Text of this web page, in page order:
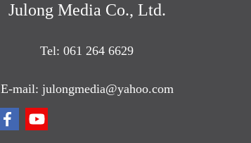
Julong Media Co., Ltd.
Tel: 061 264 6629
E-mail: julongmedia@yahoo.com